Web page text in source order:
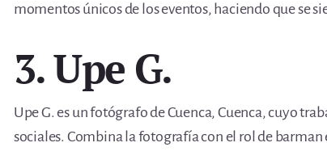
momentos únicos de los eventos, haciendo que se
3. Upe G.
Upe G. es un fotógrafo de Cuenca, Cuenca, cuyo
sociales. Combina la fotografía con el rol de